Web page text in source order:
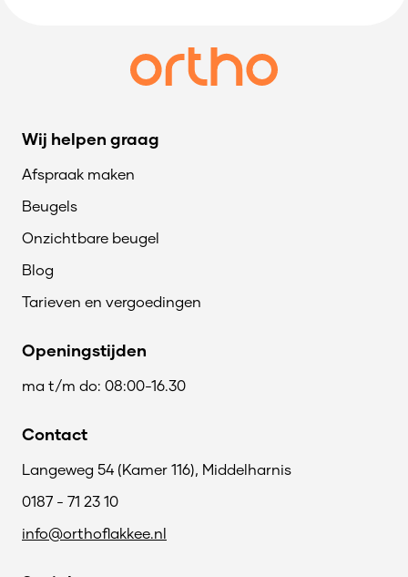
Wij helpen graag
Afspraak maken
Beugels
Onzichtbare beugel
Blog
Tarieven en vergoedingen
Openingstijden
ma t/m do: 08:00-16.30
Contact
Langeweg 54 (Kamer 116), Middelharnis
0187 - 71 23 10
info@orthoflakkee.nl